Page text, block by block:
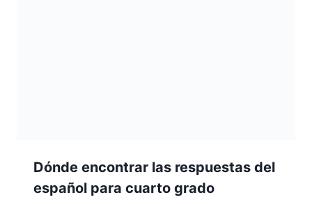
Dónde encontrar las respuestas del
español para cuarto grado